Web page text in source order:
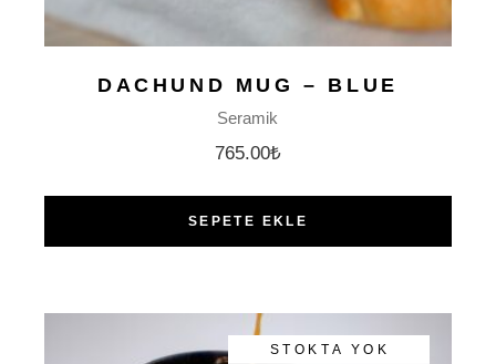
DACHUND MUG – BLUE
Seramik
765.00₺
SEPETE EKLE
STOKTA YOK